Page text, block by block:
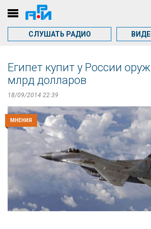
СЛУШАТЬ РАДИО
Египет купит у России
млрд долларов
18/09/2014 22:39
МНЕНИЯ